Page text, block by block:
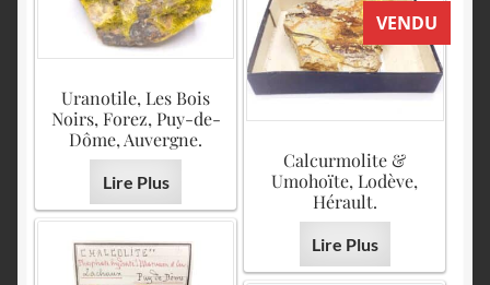
Uranotile, Les Bois
Noirs, Forez, Puy-de-
Dôme, Auvergne.
Lire Plus
VENDU
Calcurmolite &
Umohoïte, Lodève,
Hérault.
Lire Plus